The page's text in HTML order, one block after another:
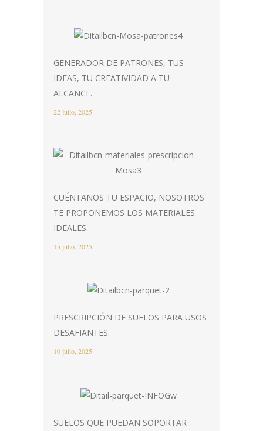
GENERADOR DE PATRONES, TUS
IDEAS, TU CREATIVIDAD A TU
ALCANCE.
22 julio, 2025
CUÉNTANOS TU ESPACIO, NOSOTROS
TE PROPONEMOS LOS MATERIALES
IDEALES.
15 julio, 2025
PRESCRIPCIÓN DE SUELOS PARA USOS
DESAFIANTES.
10 julio, 2025
SUELOS QUE PUEDAN SOPORTAR